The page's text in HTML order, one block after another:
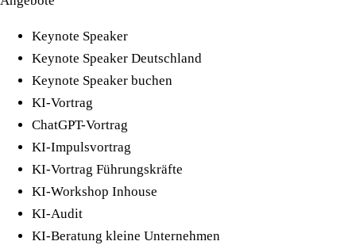
Keynote Speaker
Keynote Speaker Deutschland
Keynote Speaker buchen
KI-Vortrag
ChatGPT-Vortrag
KI-Impulsvortrag
KI-Vortrag Führungskräfte
KI-Workshop Inhouse
KI-Audit
KI-Beratung kleine Unternehmen